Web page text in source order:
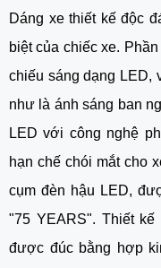
Dáng xe thiết kế độc
biệt của chiếc xe.
chiếu sáng dạng LED,
như là ánh sáng ban
LED với công nghệ
hạn chế chói mắt cho
cụm đèn hậu LED,
"75 YEARS". Thiết kế
được đúc bằng hợp